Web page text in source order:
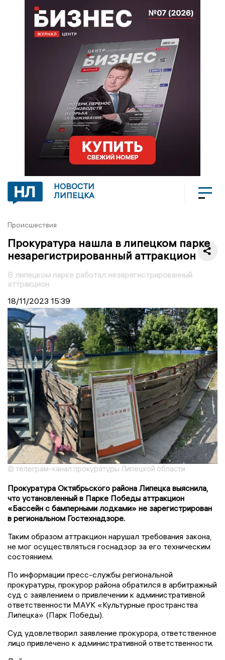
НОВОСТИ
ЛИПЕЦКА
Происшествия
Прокуратура нашла в липецком парке
незарегистрированный аттракцион
В липецком парке работал незарегистрированный
аттракцион
18/11/2023 15:39
© телеграм-канал прокуратуры Липецкой области
Прокуратура Октябрьского района Липецка выяснила,
что установленный в Парке Победы аттракцион
«Бассейн с бамперными лодками» не зарегистрирован
в региональном Гостехнадзоре.
Таким образом аттракцион нарушал требования закона,
не мог осуществляться госнадзор за его техническим
состоянием.
По информации пресс-службы региональной
прокуратуры, прокурор района обратился в арбитражный
суд с заявлением о привлечении к административной
ответственности МАУК «Культурные пространства
Липецка» (Парк Победы).
Суд удовлетворил заявление прокурора, ответственное
лицо привлечено к административной ответственности.